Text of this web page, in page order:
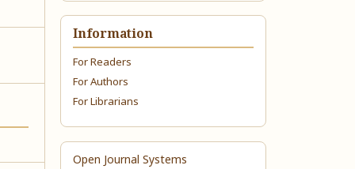
Information
For Readers
For Authors
For Librarians
Open Journal Systems